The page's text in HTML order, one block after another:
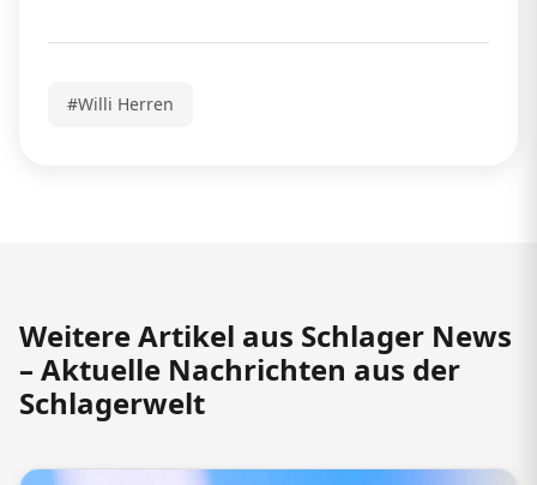
#Willi Herren
Weitere Artikel aus Schlager News
– Aktuelle Nachrichten aus der
Schlagerwelt